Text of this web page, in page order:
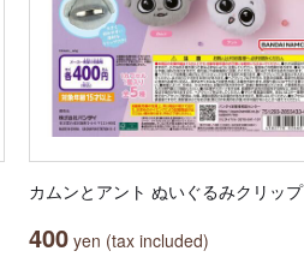
カムンとアント ぬいぐるみクリップ
400 yen (tax included)